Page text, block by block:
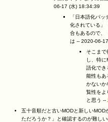
06-17 (水) 18:34:39
「日本語化パ
化されている」
合もあるので、
は -- 2020-06-
そこま
し、特
語化でき
能性もあ
かないか
覧性をよ
と思う --
五十音順だと古いMODと新しい
ただろうか？」と確認するのが難し